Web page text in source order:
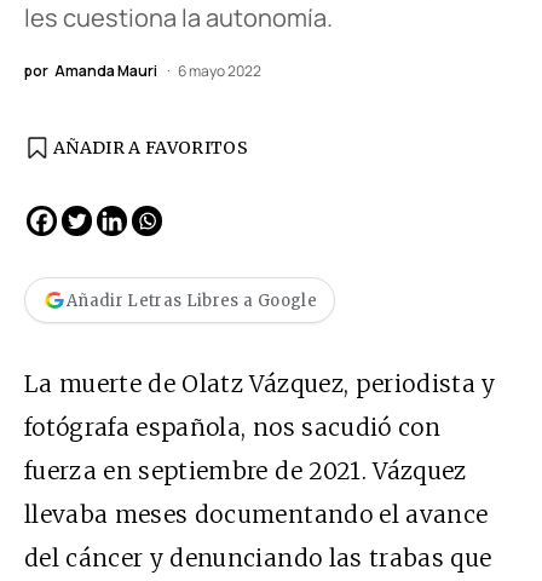
les cuestiona la autonomía.
por Amanda Mauri 6 mayo 2022
AÑADIR A FAVORITOS
Añadir Letras Libres a Google
La muerte de Olatz Vázquez, periodista y
fotógrafa española, nos sacudió con
fuerza en septiembre de 2021. Vázquez
llevaba meses documentando el avance
del cáncer y denunciando las trabas que